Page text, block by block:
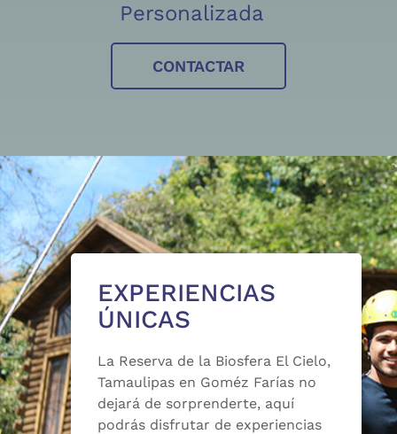
Personalizada
CONTACTAR
EXPERIENCIAS
ÚNICAS
La Reserva de la Biosfera El Cielo,
Tamaulipas en Goméz Farías no
dejará de sorprenderte, aquí
podrás disfrutar de experiencias